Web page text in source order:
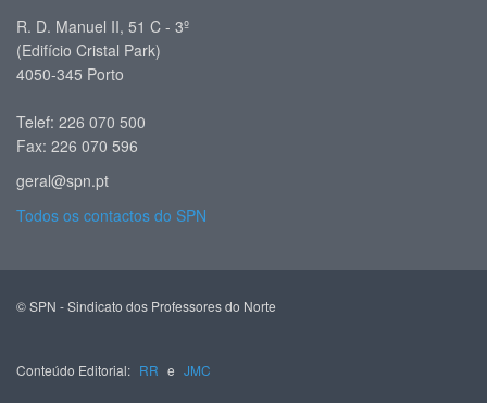
R. D. Manuel II, 51 C - 3º
(Edifício Cristal Park)
4050-345 Porto
Telef: 226 070 500
Fax: 226 070 596
geral@spn.pt
Todos os contactos do SPN
© SPN - Sindicato dos Professores do Norte
Conteúdo Editorial: RR e JMC